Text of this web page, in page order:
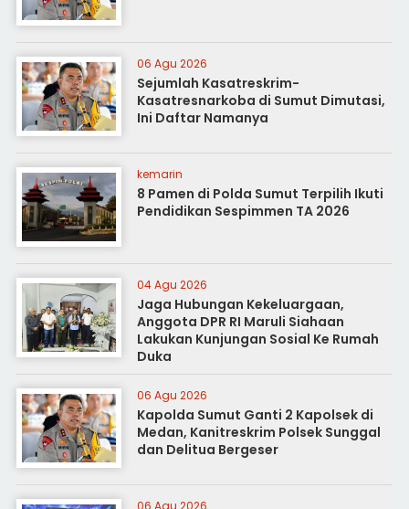
06 Agu 2026
Sejumlah Kasatreskrim-
Kasatresnarkoba di Sumut Dimutasi,
Ini Daftar Namanya
kemarin
8 Pamen di Polda Sumut Terpilih Ikuti
Pendidikan Sespimmen TA 2026
04 Agu 2026
Jaga Hubungan Kekeluargaan,
Anggota DPR RI Maruli Siahaan
Lakukan Kunjungan Sosial Ke Rumah
Duka
06 Agu 2026
Kapolda Sumut Ganti 2 Kapolsek di
Medan, Kanitreskrim Polsek Sunggal
dan Delitua Bergeser
06 Agu 2026